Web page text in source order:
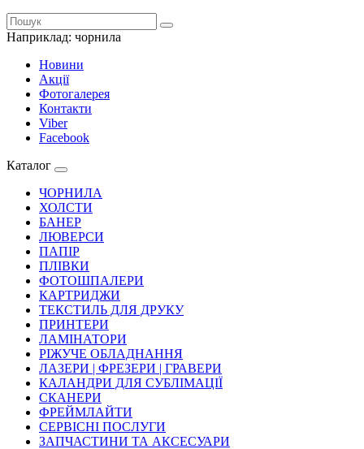
Наприклад: чорнила
Новини
Акції
Фотогалерея
Контакти
Viber
Facebook
Каталог
ЧОРНИЛА
ХОЛСТИ
БАНЕР
ЛЮВЕРСИ
ПАПІР
ПЛІВКИ
ФОТОШПАЛЕРИ
КАРТРИДЖИ
ТЕКСТИЛЬ ДЛЯ ДРУКУ
ПРИНТЕРИ
ЛАМІНАТОРИ
РІЖУЧЕ ОБЛАДНАННЯ
ЛАЗЕРИ | ФРЕЗЕРИ | ГРАВЕРИ
КАЛАНДРИ ДЛЯ СУБЛІМАЦІЇ
СКАНЕРИ
ФРЕЙМЛАЙТИ
СЕРВІСНІ ПОСЛУГИ
ЗАПЧАСТИНИ ТА АКСЕСУАРИ